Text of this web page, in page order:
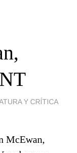
Y CRÍTICA
McEwan,